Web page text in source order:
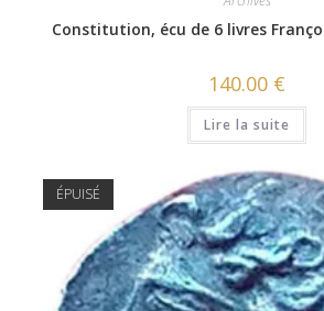
Constitution, écu de 6 livres
140.00 €
Lire la suite
ÉPUISÉ